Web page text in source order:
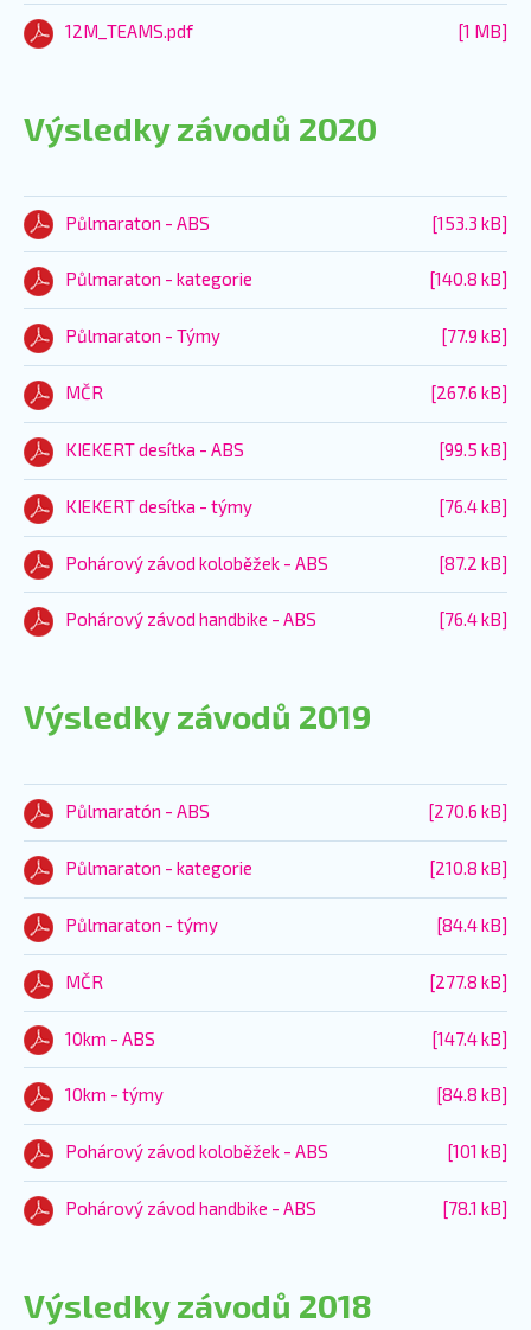
12M_TEAMS.pdf [1 MB]
Výsledky závodů 2020
Půlmaraton - ABS [153.3 kB]
Půlmaraton - kategorie [140.8 kB]
Půlmaraton - Týmy [77.9 kB]
MČR [267.6 kB]
KIEKERT desítka - ABS [99.5 kB]
KIEKERT desítka - týmy [76.4 kB]
Pohárový závod koloběžek - ABS [87.2 kB]
Pohárový závod handbike - ABS [76.4 kB]
Výsledky závodů 2019
Půlmaratón - ABS [270.6 kB]
Půlmaraton - kategorie [210.8 kB]
Půlmaraton - týmy [84.4 kB]
MČR [277.8 kB]
10km - ABS [147.4 kB]
10km - týmy [84.8 kB]
Pohárový závod koloběžek - ABS [101 kB]
Pohárový závod handbike - ABS [78.1 kB]
Výsledky závodů 2018